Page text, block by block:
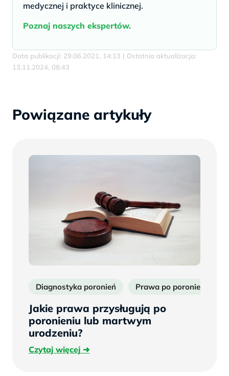
medycznej i praktyce klinicznej.
Poznaj naszych ekspertów.
Data publikacji: 29.06.2021, 14:13 | Ostatnia aktualizacja:
13.11.2024, 08:43
Powiązane artykuły
Diagnostyka poronień Prawa po poronieniu
Jakie prawa przysługują po
poronieniu lub martwym
urodzeniu?
Czytaj więcejCzytaj